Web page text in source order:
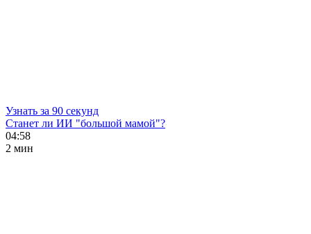
Узнать за 90 секунд
Станет ли ИИ "большой мамой"?
04:58
2 мин